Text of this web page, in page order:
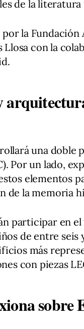
de la
la
Llosa con la
una doble
Por un lado,
elementos
de la memoria
participar en
de entre seis
más
con piezas
sobre